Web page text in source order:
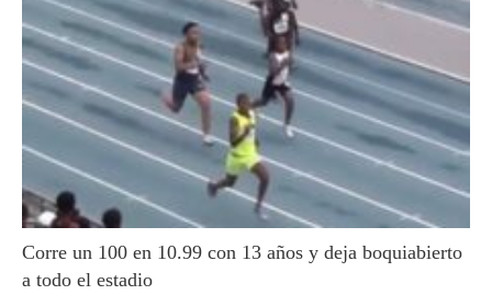
Corre un 100 en 10.99 con 13 años y deja boquiabierto
a todo el estadio